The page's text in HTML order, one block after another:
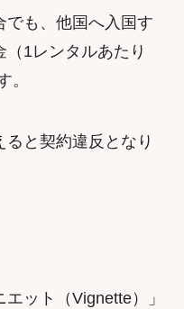
でも、他国へ入国す
1レンタルあたり
。
と契約違反となり
ット（Vignette）」